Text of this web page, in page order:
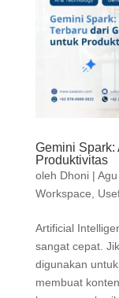
Gemini Spark:
Produktivitas
oleh Dhoni|
Workspace
Artificial
sangat cepat.
digunakan
membuat